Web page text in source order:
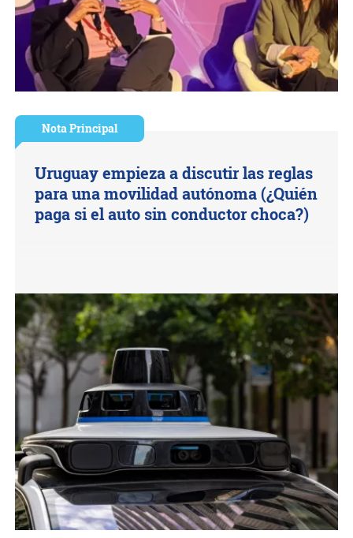
Nota Principal
Uruguay empieza a discutir las reglas
para una movilidad autónoma (¿Quién
paga si el auto sin conductor choca?)